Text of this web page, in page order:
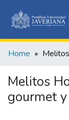
Home
Melitos
gourmet